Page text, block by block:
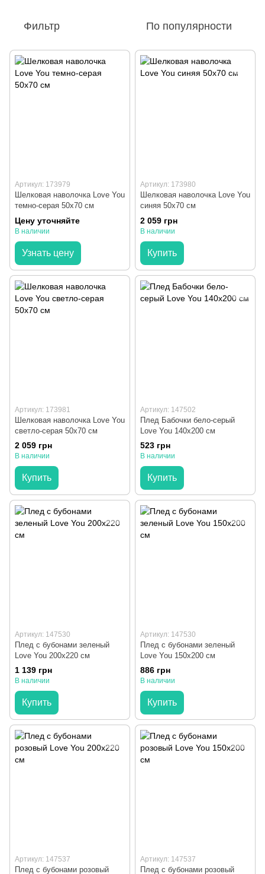
Фильтр По популярности
Артикул: 173979
Шелковая наволочка Love You
темно-серая 50х70 см
Цену уточняйте
В наличии
Узнать цену
Артикул: 173980
Шелковая наволочка Love You
синяя 50х70 см
2 059 грн
В наличии
Купить
Артикул: 173981
Шелковая наволочка Love You
светло-серая 50х70 см
2 059 грн
В наличии
Купить
Артикул: 147502
Плед Бабочки бело-серый
Love You 140x200 см
523 грн
В наличии
Купить
Артикул: 147530
Плед с бубонами зеленый
Love You 200x220 см
1 139 грн
В наличии
Купить
Артикул: 147530
Плед с бубонами зеленый
Love You 150x200 см
886 грн
В наличии
Купить
Артикул: 147537
Плед с бубонами розовый
Артикул: 147537
Плед с бубонами розовый